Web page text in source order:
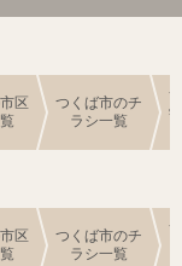
区
つくば市のチ
ラシ一覧
区
つくば市のチ
ラシ一覧